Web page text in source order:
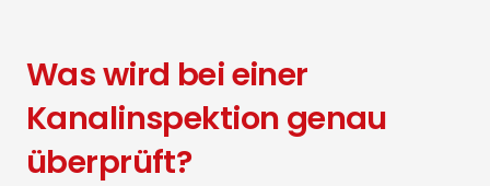
Was wird bei einer
Kanalinspektion genau
überprüft?